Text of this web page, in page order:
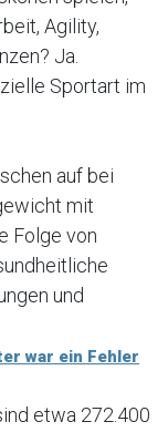
Agility,
Ja.
Sportart im
auf bei
mit
Folge von
und
war ein Fehler
etwa 272.400